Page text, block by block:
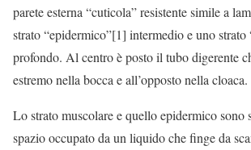
parete esterna “cuticola” resistente simile a
strato “epidermico”[1] intermedio e uno strato
profondo. Al centro è posto il tubo digerente
estremo nella bocca e all’opposto nella cloaca.
Lo strato muscolare e quello epidermico sono
spazio occupato da un liquido che finge da